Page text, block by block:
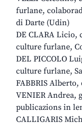
furlane,
di Darte (Udin)
DE CLARA Licio,
culture furlane,
DEL PICCOLO
culture furlane,
FABBRIS
VENIER Andrea,
publicazions in
CALLIGARIS